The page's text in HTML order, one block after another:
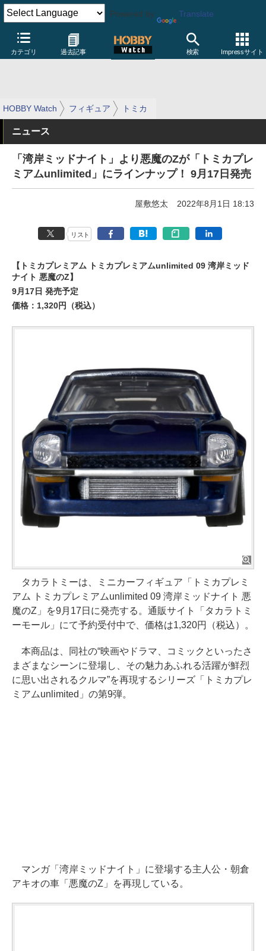
Powered by Translate
カテゴリ 過去記事 検索 Impressサイト
HOBBY Watch フィギュア トミカ
ニュース
「湾岸ミッドナイト」より悪魔のZが「トミカプレ
ミアムunlimited」にラインナップ！ 9月17日発売
屋敷悠太 2022年8月1日 18:13
リスト
【トミカプレミアム トミカプレミアムunlimited 09 湾岸ミッド
ナイト 悪魔のZ】
9月17日 発売予定
価格：1,320円（税込）
タカラトミーは、ミニカーフィギュア「トミカプレミ
アム トミカプレミアムunlimited 09 湾岸ミッドナイト 悪
魔のZ」を9月17日に発売する。通販サイト「タカラトミ
ーモール」にて予約受付中で、価格は1,320円（税込）。
本商品は、同社の“映画やドラマ、コミックといったさ
まざまなシーンに登場し、その魅力あふれる活躍が鮮烈
に思い出されるクルマ”を再現するシリーズ「トミカプレ
ミアムunlimited」の第9弾。
マンガ「湾岸ミッドナイト」に登場する主人公・朝倉
アキオの車「悪魔のZ」を再現している。